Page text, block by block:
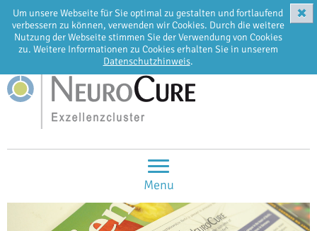
Um unsere Webseite für Sie optimal zu gestalten und fortlaufend
verbessern zu können, verwenden wir Cookies. Durch die weitere
Nutzung der Webseite stimmen Sie der Verwendung von Cookies
zu. Weitere Informationen zu Cookies erhalten Sie in unserem
Datenschutzhinweis.
✖
EN DE
Menu